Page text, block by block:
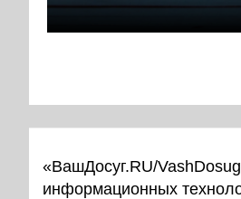
«ВашДосуг.RU/
информационных